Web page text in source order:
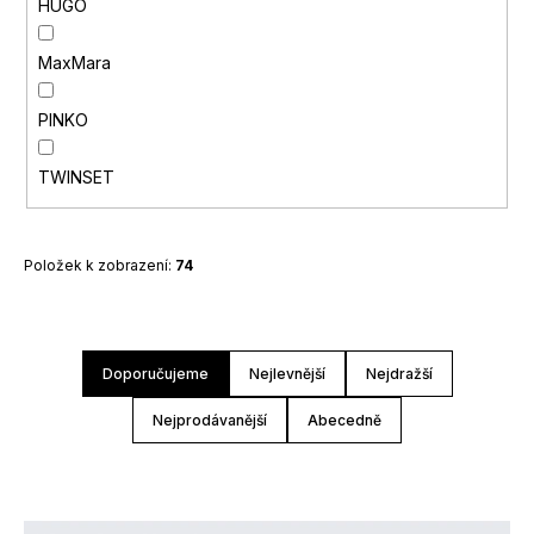
Doporučujeme Nejlevnější Nejdražší
Nejprodávanější Abecedně
HUGO
MaxMara
PINKO
TWINSET
Položek k zobrazení: 74